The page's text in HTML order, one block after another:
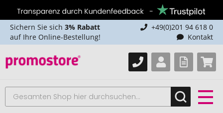
Sichern Sie sich 3% Rabatt
auf Ihre Online-Bestellung!
+49(0)201 94 618 0
Kontakt